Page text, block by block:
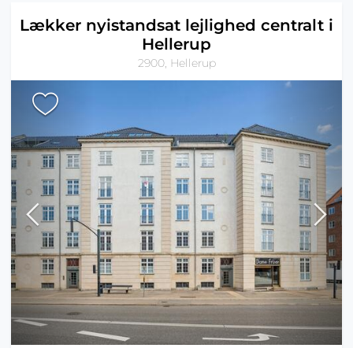
Lækker nyistandsat lejlighed centralt i
Hellerup
2900, Hellerup